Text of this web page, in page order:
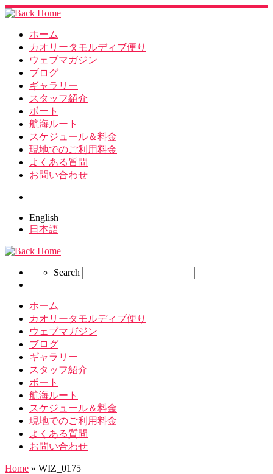
ホーム
カオリータモルディブ便り
ウェブマガジン
ブログ
ギャラリー
スタッフ紹介
ボート
航海ルート
スケジュール＆料金
現地でのご利用料金
よくある質問
お問い合わせ
English
日本語
SearchSearch
ホーム
カオリータモルディブ便り
ウェブマガジン
ブログ
ギャラリー
スタッフ紹介
ボート
航海ルート
スケジュール＆料金
現地でのご利用料金
よくある質問
お問い合わせ
Home » WIZ_0175